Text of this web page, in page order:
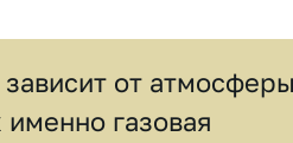
от
газовая